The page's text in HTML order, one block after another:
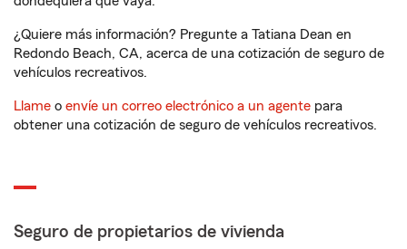
¿Quiere más información? Pregunte a Tatiana Dean en
Redondo Beach, CA, acerca de una cotización de seguro de
vehículos recreativos.
Llame o envíe un correo electrónico a un agente para
obtener una cotización de seguro de vehículos recreativos.
Seguro de propietarios de vivienda